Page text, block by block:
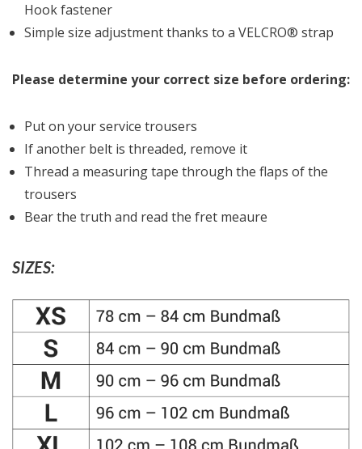
Hook fastener
Simple size adjustment thanks to a VELCRO® strap
Please determine your correct size before ordering:
Put on your service trousers
If another belt is threaded, remove it
Thread a measuring tape through the flaps of the
trousers
Bear the truth and read the fret meaure
SIZES: